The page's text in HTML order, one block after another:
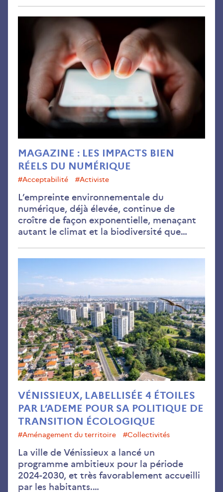
MAGAZINE : LES IMPACTS BIEN
RÉELS DU NUMÉRIQUE
#acceptabilité #activiste
L’empreinte environnementale du
numérique, déjà élevée, continue de
croître de façon exponentielle, menaçant
autant le climat et la biodiversité que…
VÉNISSIEUX, LABELLISÉE 4 ÉTOILES
PAR L’ADEME POUR SA POLITIQUE DE
TRANSITION ÉCOLOGIQUE
#aménagement du territoire #collectivités
La ville de Vénissieux a lancé un
programme ambitieux pour la période
2024-2030, et très favorablement accueilli
par les habitants.…
par
sa
de